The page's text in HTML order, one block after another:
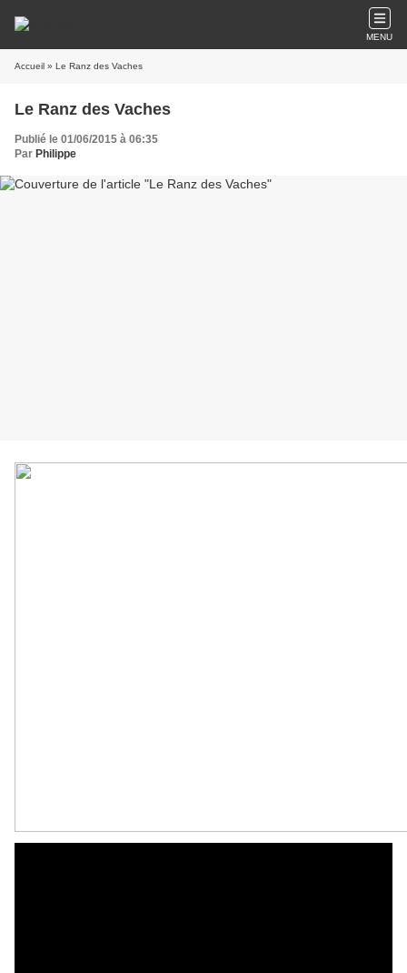
MENU
Accueil » Le Ranz des Vaches
Le Ranz des Vaches
Publié le 01/06/2015 à 06:35
Par Philippe